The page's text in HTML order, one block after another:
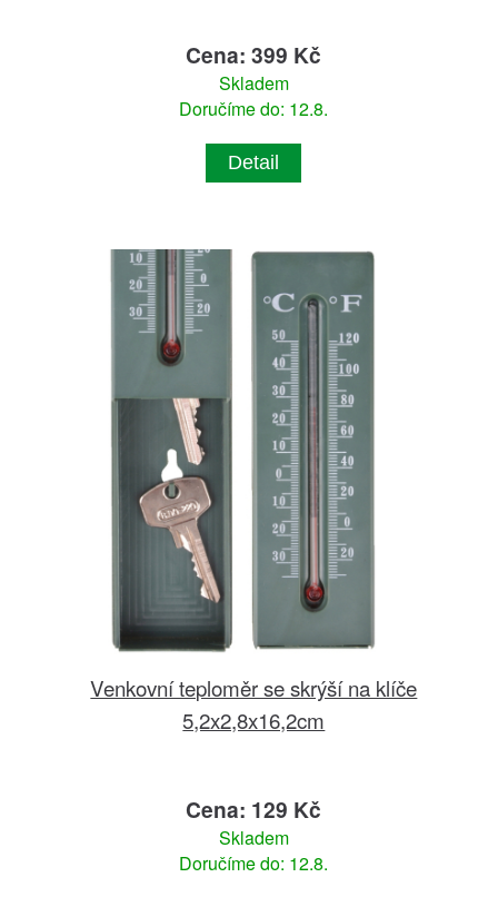
Cena: 399 Kč
Skladem
Doručíme do: 12.8.
Detail
Venkovní teploměr se skrýší na klíče
5,2x2,8x16,2cm
Cena: 129 Kč
Skladem
Doručíme do: 12.8.